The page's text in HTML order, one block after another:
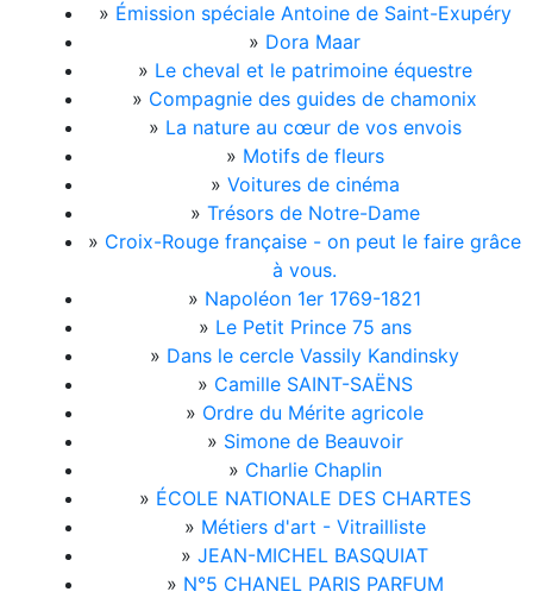
» Émission spéciale Antoine de Saint-Exupéry
» Dora Maar
» Le cheval et le patrimoine équestre
» Compagnie des guides de chamonix
» La nature au cœur de vos envois
» Motifs de fleurs
» Voitures de cinéma
» Trésors de Notre-Dame
» Croix-Rouge française - on peut le faire grâce
à vous.
» Napoléon 1er 1769-1821
» Le Petit Prince 75 ans
» Dans le cercle Vassily Kandinsky
» Camille SAINT-SAËNS
» Ordre du Mérite agricole
» Simone de Beauvoir
» Charlie Chaplin
» ÉCOLE NATIONALE DES CHARTES
» Métiers d'art - Vitrailliste
» JEAN-MICHEL BASQUIAT
» N°5 CHANEL PARIS PARFUM